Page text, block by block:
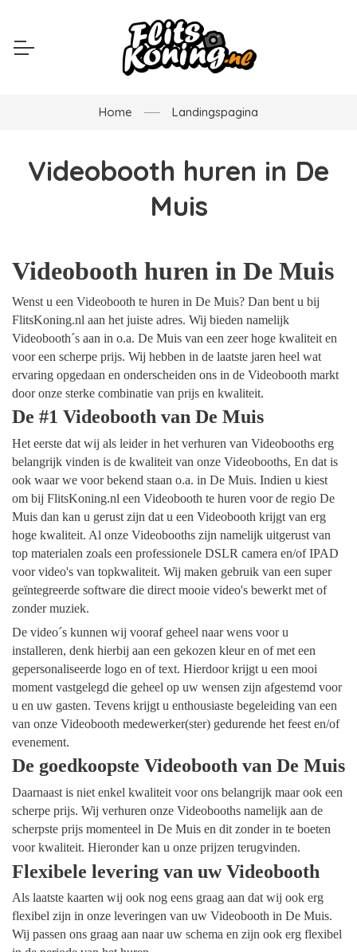
Home Landingspagina
Videobooth huren in De
Muis
Videobooth huren in De Muis
Wenst u een Videobooth te huren in De Muis? Dan bent u bij
FlitsKoning.nl aan het juiste adres. Wij bieden namelijk
Videobooth´s aan in o.a. De Muis van een zeer hoge kwaliteit en
voor een scherpe prijs. Wij hebben in de laatste jaren heel wat
ervaring opgedaan en onderscheiden ons in de Videobooth markt
door onze sterke combinatie van prijs en kwaliteit.
De #1 Videobooth van De Muis
Het eerste dat wij als leider in het verhuren van Videobooths erg
belangrijk vinden is de kwaliteit van onze Videobooths, En dat is
ook waar we voor bekend staan o.a. in De Muis. Indien u kiest
om bij FlitsKoning.nl een Videobooth te huren voor de regio De
Muis dan kan u gerust zijn dat u een Videobooth krijgt van erg
hoge kwaliteit. Al onze Videobooths zijn namelijk uitgerust van
top materialen zoals een professionele DSLR camera en/of IPAD
voor video's van topkwaliteit. Wij maken gebruik van een super
geïntegreerde software die direct mooie video's bewerkt met of
zonder muziek.
De video´s kunnen wij vooraf geheel naar wens voor u
installeren, denk hierbij aan een gekozen kleur en of met een
gepersonaliseerde logo en of text. Hierdoor krijgt u een mooi
moment vastgelegd die geheel op uw wensen zijn afgestemd voor
u en uw gasten. Tevens krijgt u enthousiaste begeleiding van een
van onze Videobooth medewerker(ster) gedurende het feest en/of
evenement.
De goedkoopste Videobooth van De Muis
Daarnaast is niet enkel kwaliteit voor ons belangrijk maar ook een
scherpe prijs. Wij verhuren onze Videobooths namelijk aan de
scherpste prijs momenteel in De Muis en dit zonder in te boeten
voor kwaliteit. Hieronder kan u onze prijzen terugvinden.
Flexibele levering van uw Videobooth
Als laatste kaarten wij ook nog eens graag aan dat wij ook erg
flexibel zijn in onze leveringen van uw Videobooth in De Muis.
Wij passen ons graag aan naar uw schema en zijn ook erg flexibel